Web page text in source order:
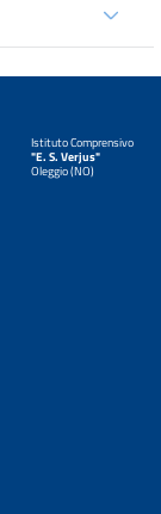
Istituto Comprensivo
"E. S. Verjus"
Oleggio (NO)